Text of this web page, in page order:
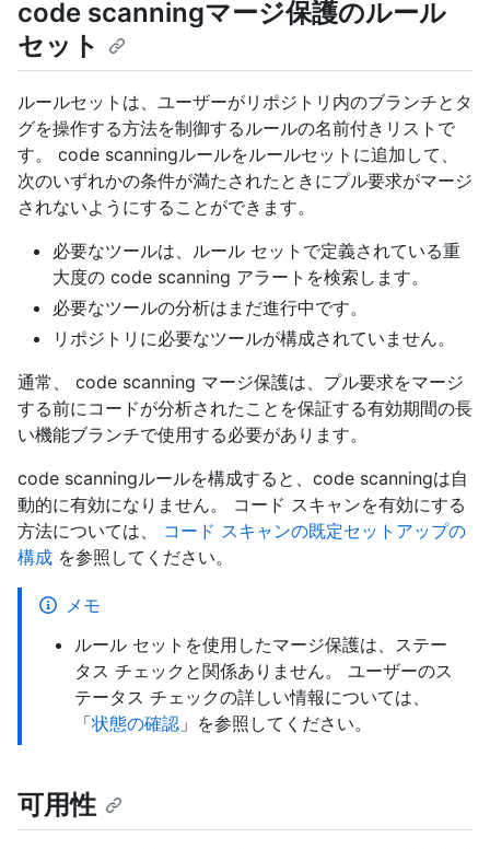
code scanningマージ保護のルール
セット
ルールセットは、ユーザーがリポジトリ内のブランチとタ
グを操作する方法を制御するルールの名前付きリストで
す。 code scanningルールをルールセットに追加して、
次のいずれかの条件が満たされたときにプル要求がマージ
されないようにすることができます。
必要なツールは、ルール セットで定義されている重
大度の code scanning アラートを検索します。
必要なツールの分析はまだ進行中です。
リポジトリに必要なツールが構成されていません。
通常、 code scanning マージ保護は、プル要求をマージ
する前にコードが分析されたことを保証する有効期間の長
い機能ブランチで使用する必要があります。
code scanningルールを構成すると、code scanningは自
動的に有効になりません。 コード スキャンを有効にする
方法については、 コード スキャンの既定セットアップの
構成 を参照してください。
メモ
ルール セットを使用したマージ保護は、ステー
タス チェックと関係ありません。 ユーザーのス
テータス チェックの詳しい情報については、
「状態の確認 」を参照してください。
可用性